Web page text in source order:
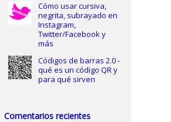
Cómo usar cursiva,
negrita, subrayado en
Instagram,
Twitter/Facebook y
más
Códigos de barras 2.0 -
qué es un código QR y
para qué sirven
Comentarios recientes